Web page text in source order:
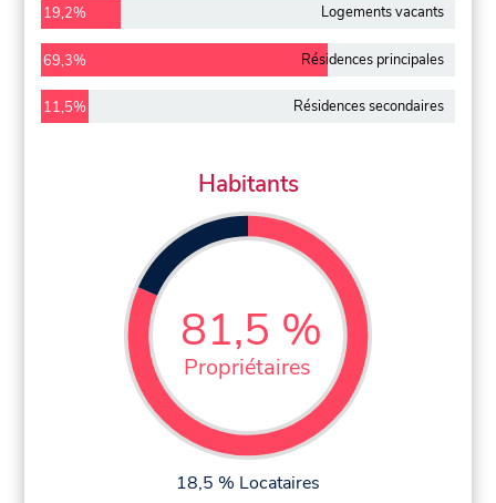
19,2% Logements vacants
69,3% Résidences principales
11,5% Résidences secondaires
Habitants
81,5 %
Propriétaires
18,5 % Locataires